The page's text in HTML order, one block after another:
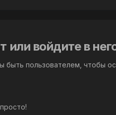
или войдите в
быть пользователем, чтобы